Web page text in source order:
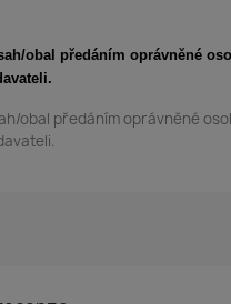
obal předáním oprávněné
obal předáním oprávněné